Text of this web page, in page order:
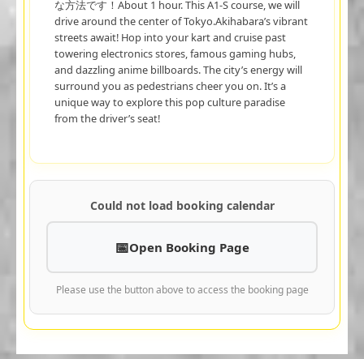
な方法です！About 1 hour. This A1-S course, we will
drive around the center of Tokyo.Akihabara’s vibrant
streets await! Hop into your kart and cruise past
towering electronics stores, famous gaming hubs,
and dazzling anime billboards. The city’s energy will
surround you as pedestrians cheer you on. It’s a
unique way to explore this pop culture paradise
from the driver’s seat!
Could not load booking calendar
Open Booking Page
Please use the button above to access the booking page